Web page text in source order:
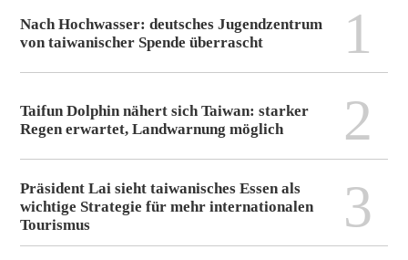
Nach Hochwasser: deutsches Jugendzentrum
von taiwanischer Spende überrascht
1
Taifun Dolphin nähert sich Taiwan: starker
Regen erwartet, Landwarnung möglich
2
Präsident Lai sieht taiwanisches Essen als
wichtige Strategie für mehr internationalen
Tourismus
3